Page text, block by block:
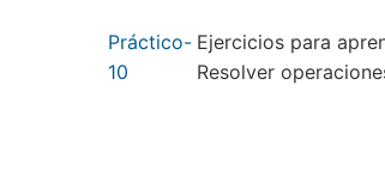
Práctico-
10
Ejercicios para
Resolver